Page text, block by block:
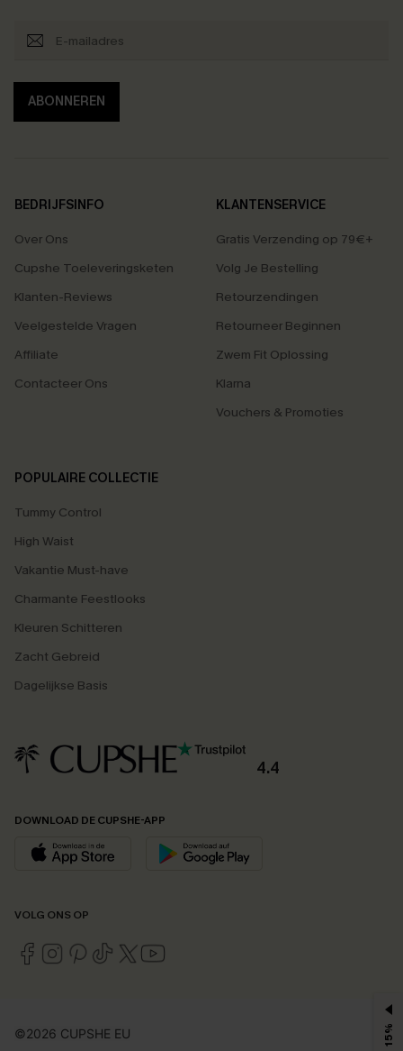
ABONNEREN
BEDRIJFSINFO
Over Ons
Cupshe Toeleveringsketen
Klanten-Reviews
Veelgestelde Vragen
Affiliate
Contacteer Ons
KLANTENSERVICE
Gratis Verzending op 79€+
Volg Je Bestelling
Retourzendingen
Retourneer Beginnen
Zwem Fit Oplossing
Klarna
Vouchers & Promoties
POPULAIRE COLLECTIE
Tummy Control
High Waist
Vakantie Must-have
Charmante Feestlooks
Kleuren Schitteren
Zacht Gebreid
Dagelijkse Basis
4.4
DOWNLOAD DE CUPSHE-APP
VOLG ONS OP
©2026 CUPSHE EU